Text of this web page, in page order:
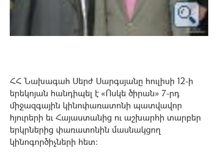
ՀՀ Նախագահ Սերժ Սարգսյանը հուլիսի 12-ի
երեկոյան հանդիպել է «Ոսկե ծիրան» 7-րդ
միջազգային կինոփառատոնի պատվավոր
հյուրերի եւ Հայաստանից ու աշխարհի տարբեր
երկրներից փառատոնին մասնակցող
կինոգործիչների հետ: